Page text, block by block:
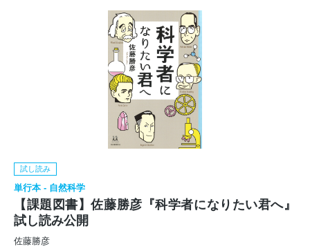
試し読み
単行本 - 自然科学
【課題図書】佐藤勝彦『科学者になりたい君へ』
試し読み公開
佐藤勝彦